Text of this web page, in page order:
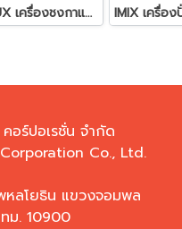
ELECTROLUX เครื่องชงกาแฟเอสเพรสโซ่ รุ่น UltimateTaste 700 ความจุ 3 ลิตร E7EC1-600P
อร์ปอเรชั่น จำกัด
Co., Ltd.
ลโยธิน แขวงจอมพล
ม. 10900